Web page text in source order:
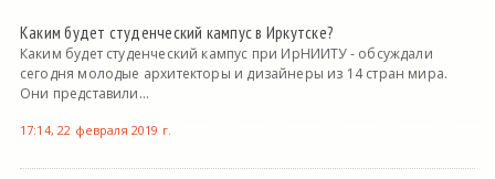
Каким будет студенческий кампус в Иркутске?
Каким будет студенческий кампус при ИрНИИТУ - обсуждали
сегодня молодые архитекторы и дизайнеры из 14 стран мира.
Они представили...
17:14, 22 февраля 2019 г.